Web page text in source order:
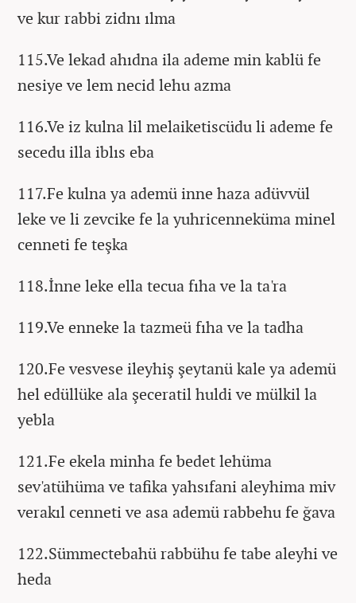
ve kur rabbi zidnı ılma
115.Ve lekad ahıdna ila ademe min kablü fe
nesiye ve lem necid lehu azma
116.Ve iz kulna lil melaiketiscüdu li ademe fe
secedu illa iblıs eba
117.Fe kulna ya ademü inne haza adüvvül
leke ve li zevcike fe la yuhricenneküma minel
cenneti fe teşka
118.İnne leke ella tecua fıha ve la ta'ra
119.Ve enneke la tazmeü fıha ve la tadha
120.Fe vesvese ileyhiş şeytanü kale ya ademü
hel edüllüke ala şeceratil huldi ve mülkil la
yebla
121.Fe ekela minha fe bedet lehüma
sev'atühüma ve tafika yahsıfani aleyhima miv
verakıl cenneti ve asa ademü rabbehu fe ğava
122.Sümmectebahü rabbühu fe tabe aleyhi ve
heda